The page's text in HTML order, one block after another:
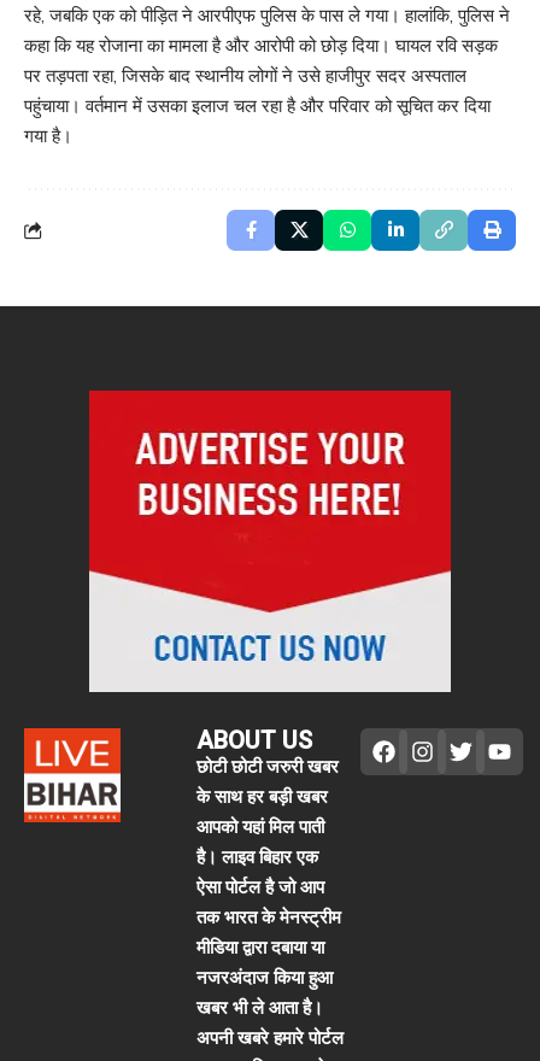
रहे, जबकि एक को पीड़ित ने आरपीएफ पुलिस के पास ले गया। हालांकि, पुलिस ने
कहा कि यह रोजाना का मामला है और आरोपी को छोड़ दिया। घायल रवि सड़क
पर तड़पता रहा, जिसके बाद स्थानीय लोगों ने उसे हाजीपुर सदर अस्पताल
पहुंचाया। वर्तमान में उसका इलाज चल रहा है और परिवार को सूचित कर दिया
गया है।
ABOUT US
छोटी छोटी जरुरी खबर
के साथ हर बड़ी खबर
आपको यहां मिल पाती
है। लाइव बिहार एक
ऐसा पोर्टल है जो आप
तक भारत के मेनस्ट्रीम
मीडिया द्वारा दबाया या
नजरअंदाज किया हुआ
खबर भी ले आता है।
अपनी खबरे हमारे पोर्टल